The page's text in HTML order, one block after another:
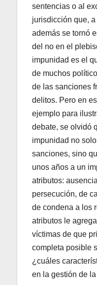
sentencias o al
jurisdicción que,
además se tornó
del no en el
impunidad es el
de muchos
de las sanciones
delitos. Pero en
ejemplo para
debate, se olvidó
impunidad no
sanciones, sino
unos años a un
atributos:
persecución, de
de condena a los
atributos le
víctimas de que
completa posible
¿cuáles
en la gestión de